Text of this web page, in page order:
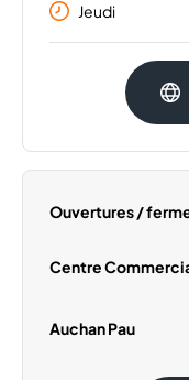
Jeudi
Mercredi
Vendredi
Dimanche
Ouvertures /
Centre
Samedi 15
Auchan Pau